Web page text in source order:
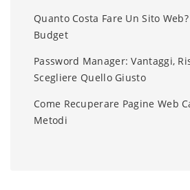
Quanto Costa Fare Un Sito
Budget
Password Manager: Vantaggi,
Scegliere Quello Giusto
Come Recuperare Pagine Web
Metodi